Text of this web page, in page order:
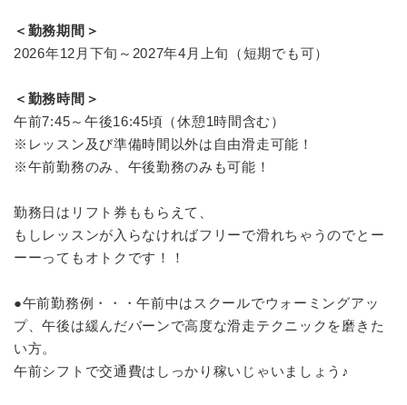
＜勤務期間＞
2026年12月下旬～2027年4月上旬（短期でも可）
＜勤務時間＞
午前7:45～午後16:45頃（休憩1時間含む）
※レッスン及び準備時間以外は自由滑走可能！
※午前勤務のみ、午後勤務のみも可能！
勤務日はリフト券ももらえて、
もしレッスンが入らなければフリーで滑れちゃうのでとー
ーーってもオトクです！！
●午前勤務例・・・午前中はスクールでウォーミングアッ
プ、午後は緩んだバーンで高度な滑走テクニックを磨きた
い方。
午前シフトで交通費はしっかり稼いじゃいましょう♪